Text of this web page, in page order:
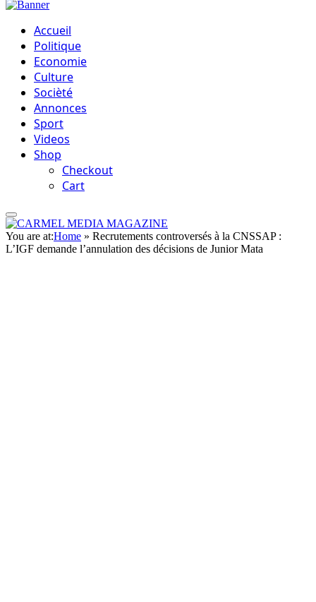
Accueil
Politique
Economie
Culture
Socièté
Annonces
Sport
Videos
Shop
Checkout
Cart
You are at:Home » Recrutements controversés à la CNSSAP :
L’IGF demande l’annulation des décisions de Junior Mata